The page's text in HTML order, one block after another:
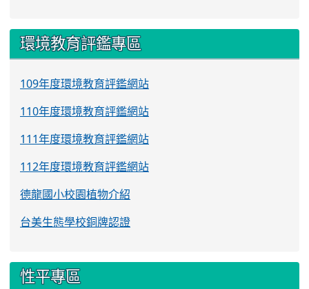
環境教育評鑑專區
109年度環境教育評鑑網站
110年度環境教育評鑑網站
111年度環境教育評鑑網站
112年度環境教育評鑑網站
德龍國小校園植物介紹
台美生態學校銅牌認證
性平專區